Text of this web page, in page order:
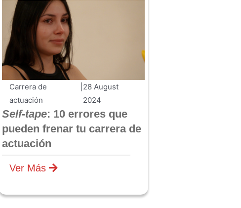
Carrera de
actuación
28 August
2024
Self-tape: 10 errores que
pueden frenar tu carrera de
actuación
Ver Más